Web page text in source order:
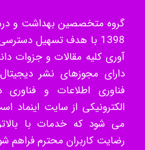
گروه متخصصین بهداشت و
1398 با هدف تسهیل
دارای مجوزهای نشر
فناوری اطلاعات و فناوری
الکترونیکی از سایت
می شود که خدمات با
رضایت کاربران محترم فراهم